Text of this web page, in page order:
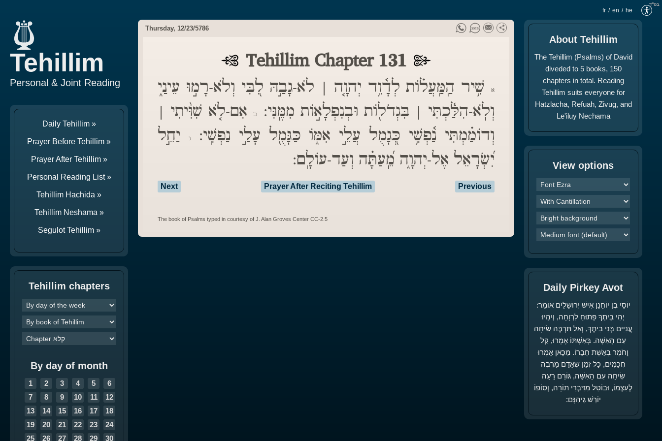
בס"ד
he
en
fr
Tehillim
Personal & Joint Reading
Daily Tehillim »
Prayer Before Tehillim »
Prayer After Tehillim »
Personal Reading List »
Tehillim Hachida »
Tehillim Neshama »
Segulot Tehillim »
Tehillim chapters
By day of month
1 2 3 4 5
6
7
8 9 10 11
12
13
14 15 16 17
18
19
20 21 22 23
24
25
26 27 28 29 30
Thursday, 12/23/5786
Tehillim Chapter 131
א
שִׁ֥יר הַֽמַּֽעֲל֗וֹת לְדָ֫וִ֥ד יְהוָ֤ה | לֹא-גָבַ֣הּ לִ֭בִּי וְלֹא-רָמ֣וּ עֵינַ֑י
וְלֹֽא-הִלַּ֓כְתִּי | בִּגְדֹל֖וֹת וּבְנִפְלָא֣וֹת מִמֶּֽנִּי:
באִם-לֹ֤א שִׁוִּ֨יתִי |
וְדוֹמַ֗מְתִּי נַ֫פְשִׁ֥י כְּ֭גָמֻל עֲלֵ֣י אִמּ֑וֹ כַּגָּמֻ֖ל עָלַ֣י נַפְשִֽׁי:ג
יַחֵ֣ל
יִ֝שְׂרָאֵל אֶל-יְהוָ֑ה מֵֽ֝עַתָּ֗ה וְעַד-עוֹלָֽם:
Previous
Next Prayer After Reciting Tehillim
The book of Psalms typed in courtesy of J. Alan Groves Center CC-2.5
About Tehillim
The Tehillim (Psalms) of David
diveded to 5 books, 150
chapters in total. Reading
Tehillim suits everyone for
Hatzlacha, Refuah, Zivug, and
Le'iluy Nechama
View options
Daily Pirkey Avot
יוֹסֵי בֶּן יוֹחָנָן אִישׁ יְרוּשָׁלַיִם אוֹמֵר:
יְהִי בֵיתְךָ פָּתוּחַ לִרְוָחָה, וְיִהְיוּ
עֲנִיִּים בְּנֵי בֵיתֶךָ, וְאַל תַּרְבֶּה שִׂיחָה
עִם הָאִשָּׁה. בְּאִשְׁתּוֹ אָמְרוּ, קַל
וָחֹמֶר בְּאֵשֶׁת חֲבֵרוֹ. מִכָּאן אָמְרוּ
חֲכָמִים, כָּל זְמַן שֶׁאָדָם מַרְבֶּה
שִׂיחָה עִם הָאִשָּׁה, גּוֹרֵם רָעָה
לְעַצְמוֹ, וּבוֹטֵל מִדִּבְרֵי תוֹרָה, וְסוֹפוֹ
יוֹרֵשׁ גֵּיהִנָּם: